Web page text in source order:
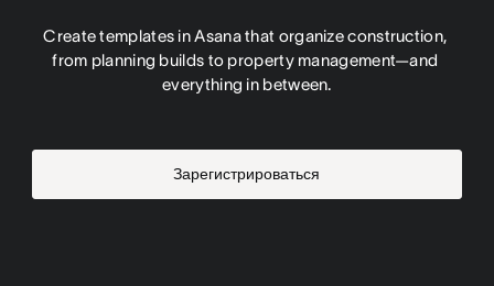
Create templates in Asana that organize construction,
from planning builds to property management—and
everything in between.
Зарегистрироваться